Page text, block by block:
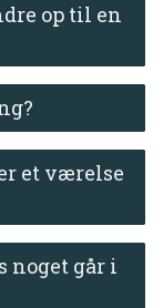
op til en
et værelse
noget går i